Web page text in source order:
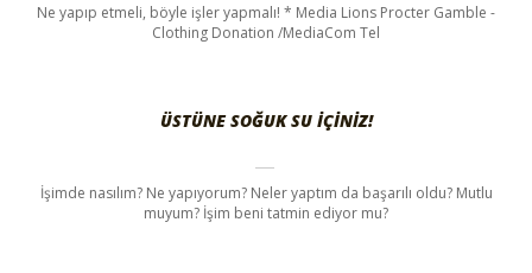
Ne yapıp etmeli, böyle işler yapmalı! * Media Lions Procter Gamble -
Clothing Donation /MediaCom Tel
ÜSTÜNE SOĞUK SU IÇINIZ!
İşimde nasılım? Ne yapıyorum? Neler yaptım da başarılı oldu? Mutlu
muyum? İşim beni tatmin ediyor mu?